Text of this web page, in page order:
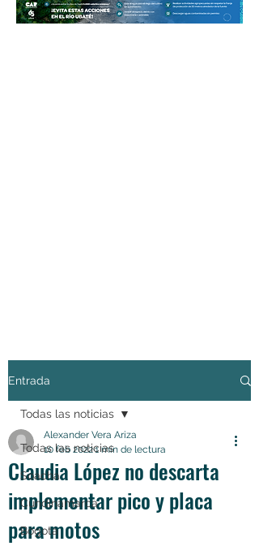
Entrada
Todas las noticias
Soacha
Cundinamarca
Bogotá
Todas las noticias
Claudia López no descarta
implementar pico y placa
para motos
Alexander Vera Ariza
10 feb 20221 min de lectura